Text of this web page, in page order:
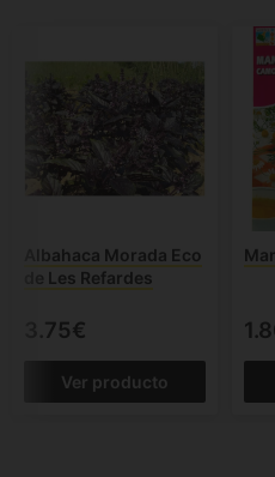
Albahaca Morada Eco
de Les Refardes
3.75€
Ver producto